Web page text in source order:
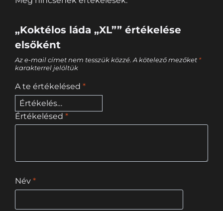
„Koktélos láda „XL”” értékelése
elsőként
Az e-mail címet nem tesszük közzé. A kötelező mezőket *
karakterrel jelöltük
A te értékelésed *
Értékelésed *
Név *